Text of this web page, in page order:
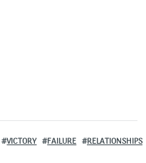
VICTORY FAILURE RELATIONSHIPS